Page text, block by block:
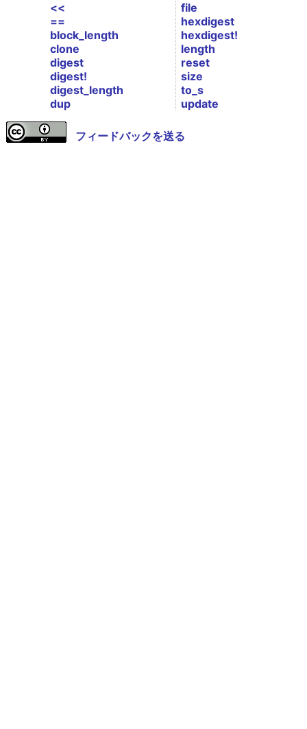
<<
==
block_length
clone
digest
digest!
digest_length
dup
file
hexdigest
hexdigest!
length
reset
size
to_s
update
フィードバックを送る